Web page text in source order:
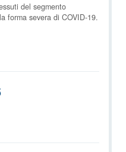
del segmento
forma severa di COVID-19.